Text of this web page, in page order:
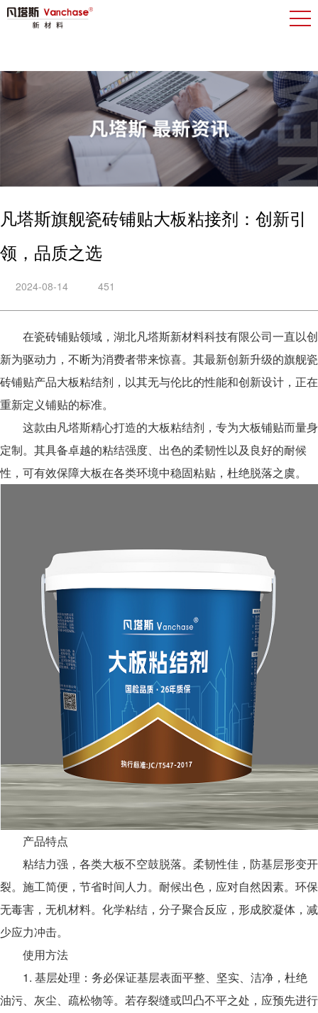
凡塔斯旗舰瓷砖铺贴大板粘接剂：创新引
领，品质之选
2024-08-14 451
在瓷砖铺贴领域，湖北凡塔斯新材料科技有限公司一直以创
新为驱动力，不断为消费者带来惊喜。其最新创新升级的旗舰瓷
砖铺贴产品大板粘结剂，以其无与伦比的性能和创新设计，正在
重新定义铺贴的标准。
这款由凡塔斯精心打造的大板粘结剂，专为大板铺贴而量身
定制。其具备卓越的粘结强度、出色的柔韧性以及良好的耐候
性，可有效保障大板在各类环境中稳固粘贴，杜绝脱落之虞。
产品特点
粘结力强，各类大板不空鼓脱落。柔韧性佳，防基层形变开
裂。施工简便，节省时间人力。耐候出色，应对自然因素。环保
无毒害，无机材料。化学粘结，分子聚合反应，形成胶凝体，减
少应力冲击。
使用方法
1. 基层处理：务必保证基层表面平整、坚实、洁净，杜绝
油污、灰尘、疏松物等。若存裂缝或凹凸不平之处，应预先进行